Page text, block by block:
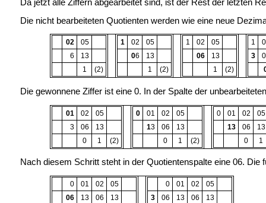
Da jetzt alle Ziffern abgearbeitet sind, ist der Rest der letzten
Die nicht bearbeiteten Quotienten werden wie eine neue
02
05
6
13
1
(2)
1 02
05
06
13
1
(2)
1 02
05
06
13
1
(2)
1
3
Die gewonnene Ziffer ist eine 0. In der Spalte der
01 02
05
3
06
13
0
1 (2)
0 01 02
05
13 06
13
0
1 (2)
0 01 02
05
13
06
13
0
1
Nach diesem Schritt steht in der Quotientenspalte eine 06.
0 01 02
05
06
13 06
13
0 01 02
05
3
06 13 06
13